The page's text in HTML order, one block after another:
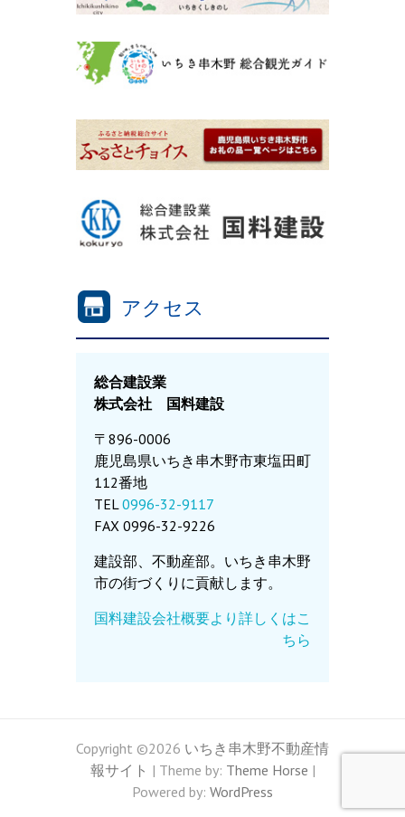
アクセス
総合建設業
株式会社 国料建設
〒896-0006
鹿児島県いちき串木野市東塩田町
112番地
TEL0996-32-9117
FAX 0996-32-9226
建設部、不動産部。いちき串木野
市の街づくりに貢献します。
国料建設会社概要より詳しくはこ
ちら
Copyright ©2026 いちき串木野不動産情
報サイト | Theme by: Theme Horse |
Powered by: WordPress